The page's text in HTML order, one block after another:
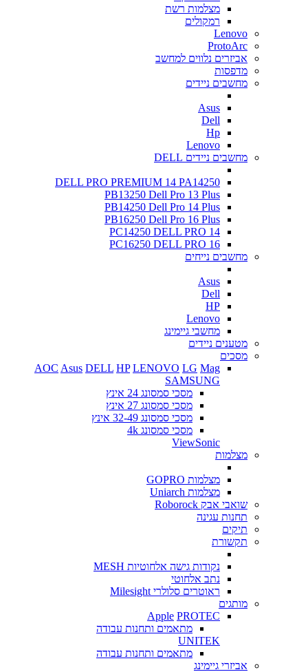
מצלמות רשת
רמקולים
Lenovo
ProtoArc
אביזרים נלווים למחשב
מדפסות
מחשבים ניידים
Asus
Dell
Hp
Lenovo
מחשבים ניידים DELL
DELL PRO PREMIUM 14 PA14250
PB13250 Dell Pro 13 Plus
PB14250 Dell Pro 14 Plus
PB16250 Dell Pro 16 Plus
PC14250 DELL PRO 14
PC16250 DELL PRO 16
מחשבים נייחים
Asus
Dell
HP
Lenovo
מחשבי גיימינג
מטענים ניידים
מסכים
AOC Asus DELL HP LENOVO LG Mag
SAMSUNG
מסכי סמסונג 24 אינץ
מסכי סמסונג 27 אינץ
מסכי סמסונג 32-49 אינץ
מסכי סמסונג 4k
ViewSonic
מצלמות
מצלמות GOPRO
מצלמות Uniarch
שואבי אבק Roborock
תחנות עגינה
תיקים
תקשורת
נקודות גישה אלחוטיות MESH
נתב אלחוטי
ראוטרים סלולרי Milesight
מותגים
Apple PROTEC
מתאמים ותחנות עבודה
UNITEK
מתאמים ותחנות עבודה
אביזרי גיימינג